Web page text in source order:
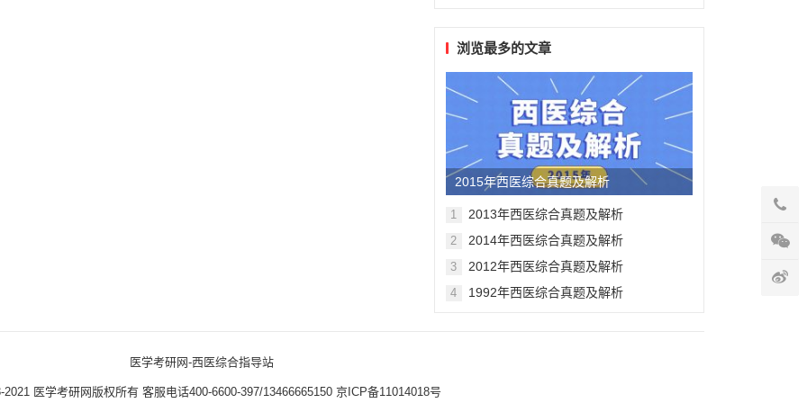
浏览最多的文章
2015年西医综合真题及解析
1 2013年西医综合真题及解析
2 2014年西医综合真题及解析
3 2012年西医综合真题及解析
4 1992年西医综合真题及解析
医学考研网-西医综合指导站
2021 医学考研网版权所有客服电话400-6600-397/13466665150京ICP备11014018号